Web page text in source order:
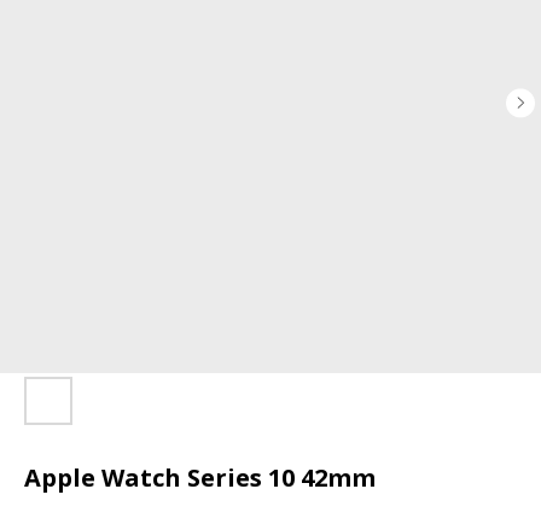
Apple Watch Series 10 42mm